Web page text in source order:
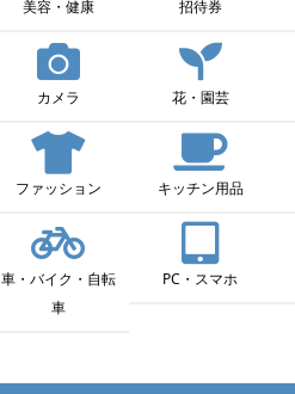
美容・健康 招待券
カメラ 花・園芸
ファッション キッチン用品
車・バイク・自転
車
PC・スマホ